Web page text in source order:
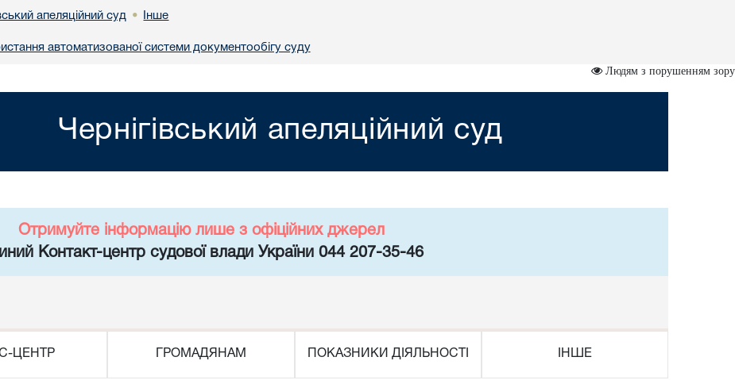
апеляційний суд • Інше
автоматизованої системи документообігу суду
Людям з порушенням зору
Чернігівський апеляційний суд
Отримуйте інформацію лише з офіційних джерел
Контакт-центр судової влади України 044 207-35-46
ЦЕНТР ГРОМАДЯНАМ ПОКАЗНИКИ ДІЯЛЬНОСТІ ІНШЕ